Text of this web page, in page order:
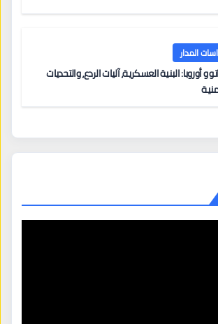
المدار
و أوروبا: البنية العسكرية، آليات الردع، والتحديات